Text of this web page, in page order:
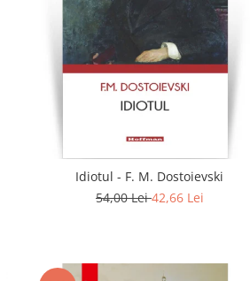
Idiotul - F. M. Dostoievski
54,00 Lei42,66 Lei